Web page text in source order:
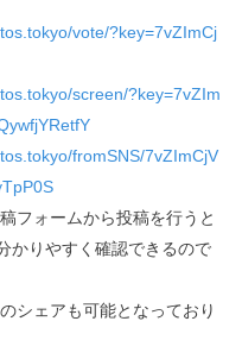
vote/?key=7vZImCj
screen/?key=7vZIm
fromSNS/7vZImCjV
フォームから投稿を行うと
かりやすく確認できるので
シェアも可能となっており